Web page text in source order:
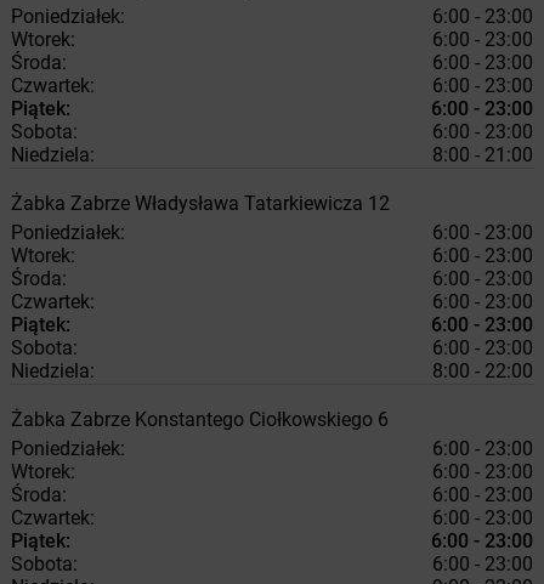
Poniedziałek:
6:00 - 23:00
Wtorek:
6:00 - 23:00
Środa:
6:00 - 23:00
Czwartek:
6:00 - 23:00
Piątek:
6:00 - 23:00
Sobota:
6:00 - 23:00
Niedziela:
8:00 - 21:00
Żabka Zabrze Władysława Tatarkiewicza 12
Poniedziałek:
6:00 - 23:00
Wtorek:
6:00 - 23:00
Środa:
6:00 - 23:00
Czwartek:
6:00 - 23:00
Piątek:
6:00 - 23:00
Sobota:
6:00 - 23:00
Niedziela:
8:00 - 22:00
Żabka Zabrze Konstantego Ciołkowskiego 6
Poniedziałek:
6:00 - 23:00
Wtorek:
6:00 - 23:00
Środa:
6:00 - 23:00
Czwartek:
6:00 - 23:00
Piątek:
6:00 - 23:00
Sobota:
6:00 - 23:00